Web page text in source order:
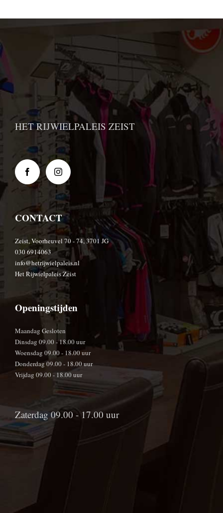
HET RIJWIELPALEIS ZEIST
CONTACT
Zeist, Voorheuvel 70 - 74, 3701 JG
030 6914063
info@hetrijwielpaleis.nl
Het Rijwielpaleis Zeist
Openingstijden
Maandag Gesloten
Dinsdag 09.00 - 18.00 uur
Woensdag 09.00 - 18.00 uur
Donderdag 09.00 - 18.00 uur
Vrijdag 09.00 - 18.00 uur
Zaterdag 09.00 - 17.00 uur